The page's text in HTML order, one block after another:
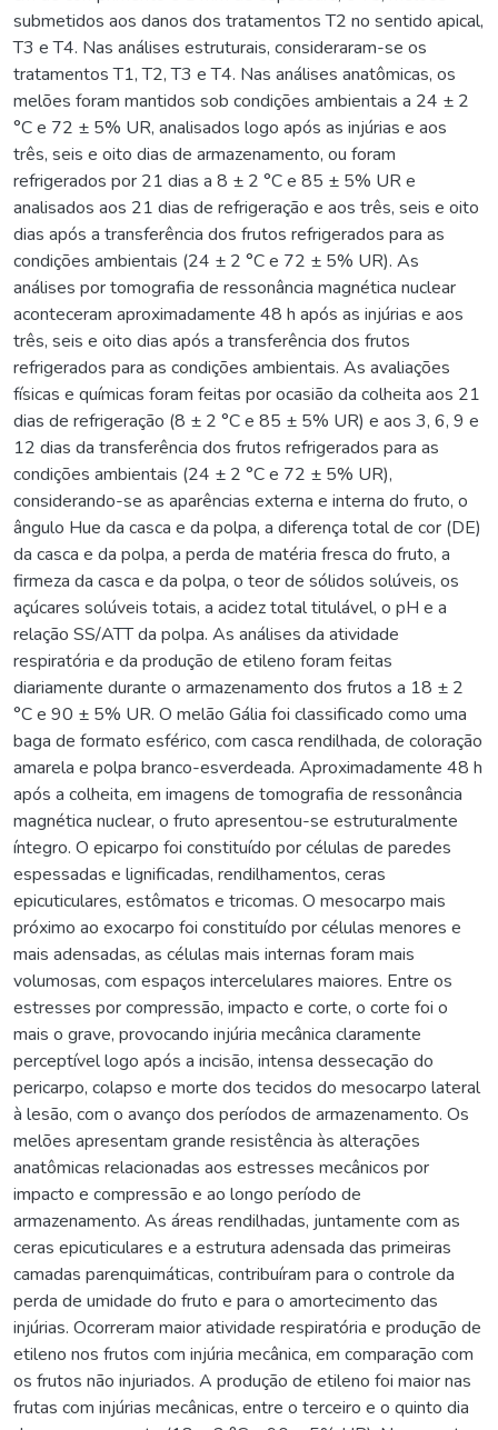
submetidos aos danos dos tratamentos T2 no sentido apical,
T3 e T4. Nas análises estruturais, consideraram-se os
tratamentos T1, T2, T3 e T4. Nas análises anatômicas, os
melões foram mantidos sob condições ambientais a 24 ± 2
°C e 72 ± 5% UR, analisados logo após as injúrias e aos
três, seis e oito dias de armazenamento, ou foram
refrigerados por 21 dias a 8 ± 2 °C e 85 ± 5% UR e
analisados aos 21 dias de refrigeração e aos três, seis e oito
dias após a transferência dos frutos refrigerados para as
condições ambientais (24 ± 2 °C e 72 ± 5% UR). As
análises por tomografia de ressonância magnética nuclear
aconteceram aproximadamente 48 h após as injúrias e aos
três, seis e oito dias após a transferência dos frutos
refrigerados para as condições ambientais. As avaliações
físicas e químicas foram feitas por ocasião da colheita aos 21
dias de refrigeração (8 ± 2 °C e 85 ± 5% UR) e aos 3, 6, 9 e
12 dias da transferência dos frutos refrigerados para as
condições ambientais (24 ± 2 °C e 72 ± 5% UR),
considerando-se as aparências externa e interna do fruto, o
ângulo Hue da casca e da polpa, a diferença total de cor (DE)
da casca e da polpa, a perda de matéria fresca do fruto, a
firmeza da casca e da polpa, o teor de sólidos solúveis, os
açúcares solúveis totais, a acidez total titulável, o pH e a
relação SS/ATT da polpa. As análises da atividade
respiratória e da produção de etileno foram feitas
diariamente durante o armazenamento dos frutos a 18 ± 2
°C e 90 ± 5% UR. O melão Gália foi classificado como uma
baga de formato esférico, com casca rendilhada, de coloração
amarela e polpa branco-esverdeada. Aproximadamente 48 h
após a colheita, em imagens de tomografia de ressonância
magnética nuclear, o fruto apresentou-se estruturalmente
íntegro. O epicarpo foi constituído por células de paredes
espessadas e lignificadas, rendilhamentos, ceras
epicuticulares, estômatos e tricomas. O mesocarpo mais
próximo ao exocarpo foi constituído por células menores e
mais adensadas, as células mais internas foram mais
volumosas, com espaços intercelulares maiores. Entre os
estresses por compressão, impacto e corte, o corte foi o
mais o grave, provocando injúria mecânica claramente
perceptível logo após a incisão, intensa dessecação do
pericarpo, colapso e morte dos tecidos do mesocarpo lateral
à lesão, com o avanço dos períodos de armazenamento. Os
melões apresentam grande resistência às alterações
anatômicas relacionadas aos estresses mecânicos por
impacto e compressão e ao longo período de
armazenamento. As áreas rendilhadas, juntamente com as
ceras epicuticulares e a estrutura adensada das primeiras
camadas parenquimáticas, contribuíram para o controle da
perda de umidade do fruto e para o amortecimento das
injúrias. Ocorreram maior atividade respiratória e produção de
etileno nos frutos com injúria mecânica, em comparação com
os frutos não injuriados. A produção de etileno foi maior nas
frutas com injúrias mecânicas, entre o terceiro e o quinto dia